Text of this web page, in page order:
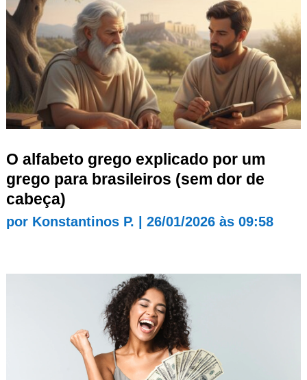
O alfabeto grego explicado por um
grego para brasileiros (sem dor de
cabeça)
por Konstantinos P. 26/01/2026 às 09:58